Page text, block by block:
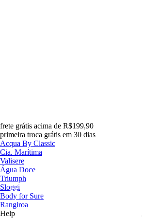
frete grátis acima de R$199,90
primeira troca grátis em 30 dias
Acqua By Classic
Cia. Marítima
Valisere
Água Doce
Triumph
Sloggi
Body for Sure
Rangiroa
Help